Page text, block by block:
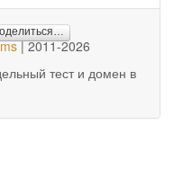
| 2011-2026
тест и домен в